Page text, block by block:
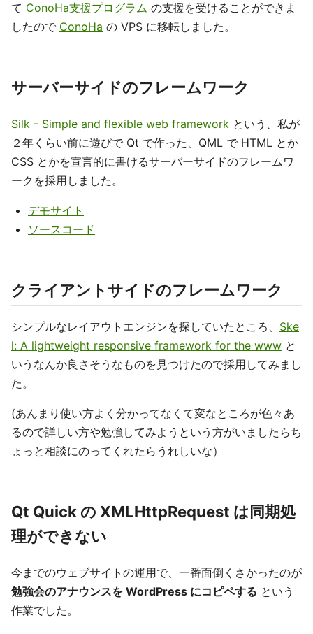
て ConoHa支援プログラム の支援を受けることができま
したので ConoHa の VPS に移転しました。
サーバーサイドのフレームワーク
Silk - Simple and flexible web framework という、私が
２年くらい前に遊びで Qt で作った、QML で HTML とか
CSS とかを宣言的に書けるサーバーサイドのフレームワ
ークを採用しました。
デモサイト
ソースコード
クライアントサイドのフレームワーク
シンプルなレイアウトエンジンを探していたところ、 Ske
l: A lightweight responsive framework for the www と
いうなんか良さそうなものを見つけたので採用してみまし
た。
(あんまり使い方よく分かってなくて変なところが色々あ
るので詳しい方や勉強してみようという方がいましたらち
ょっと相談にのってくれたらうれしいな）
Qt Quick の XMLHttpRequest は同期処
理ができない
今までのウェブサイトの運用で、一番面倒くさかったのが
勉強会のアナウンスを WordPress にコピペする という
作業でした。